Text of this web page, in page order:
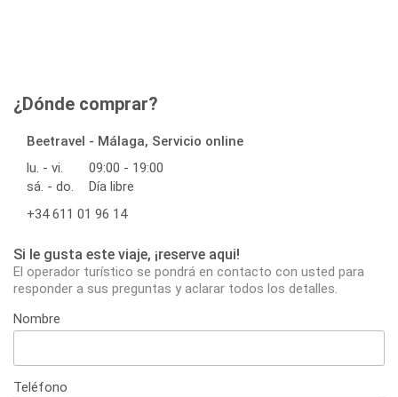
¿Dónde comprar?
Beetravel - Málaga, Servicio online
lu. - vi.
09:00 - 19:00
sá. - do.
Día libre
+34 611 01 96 14
Si le gusta este viaje, ¡reserve aqui!
El operador turístico se pondrá en contacto con usted para
responder a sus preguntas y aclarar todos los detalles.
Nombre
Teléfono